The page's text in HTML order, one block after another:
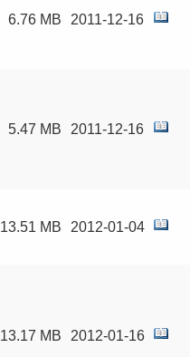
6.76 MB 2011-12-16
5.47 MB 2011-12-16
13.51 MB 2012-01-04
13.17 MB 2012-01-16